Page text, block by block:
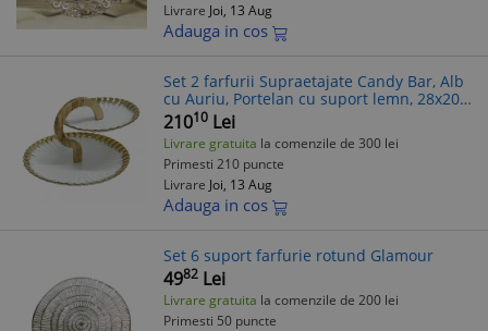
Livrare Joi, 13 Aug
Adauga in cos
Set 2 farfurii Supraetajate Candy Bar, Alb
cu Auriu, Portelan cu suport lemn, 28x20
cm
21010 Lei
Livrare gratuita la comenzile de 300 lei
Primesti 210 puncte
Livrare Joi, 13 Aug
Adauga in cos
Set 6 suport farfurie rotund Glamour
4982 Lei
Livrare gratuita la comenzile de 200 lei
Primesti 50 puncte